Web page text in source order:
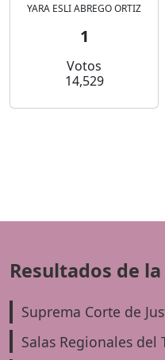
YARA ESLI ABREGO ORTIZ
1
Votos
14,529
Resultados de
Suprema Corte de
Salas Regionales del